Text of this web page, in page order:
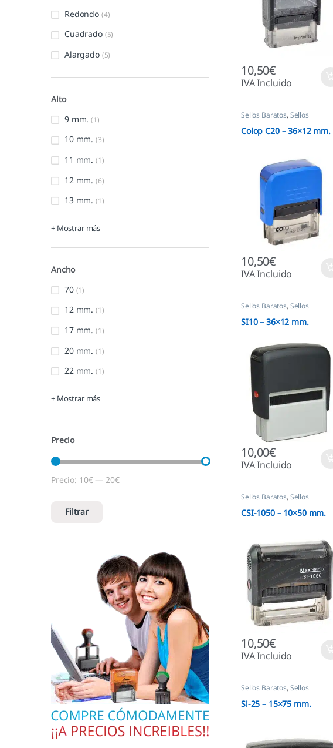
10,50€
IVA Incluido
Sellos Baratos, Sellos
Sellos empresas
Colop C20 – 36×12 mm.
10,50€
IVA Incluido
Sellos Baratos, Sellos
SI10 – 36×12 mm.
10,00€
IVA Incluido
Sellos Baratos, Sellos
CSI-1050 – 10×50 mm.
10,50€
IVA Incluido
Sellos Baratos, Sellos
Si-25 – 15×75 mm.
Redondo (4)
Cuadrado (5)
Alargado (5)
Alto
9 mm. (1)
10 mm. (3)
11 mm. (1)
12 mm. (6)
13 mm. (1)
+ Mostrar más
Ancho
70 (1)
12 mm. (1)
17 mm. (1)
20 mm. (1)
22 mm. (1)
+ Mostrar más
Precio
Precio mínimo
Precio máximo
Filtrar
Precio: 10€—20€